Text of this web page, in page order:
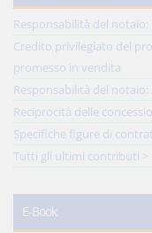
Responsabilità del
Credito privilegiato del
promesso in vendita
Responsabilità del
Reciprocità delle
Specifiche figure di
Tutti gli ultimi contributi >
E-Book